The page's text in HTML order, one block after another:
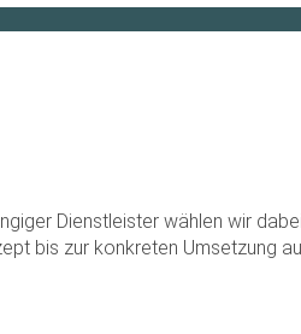
Dienstleister wählen wir
bis zur konkreten Umsetzung